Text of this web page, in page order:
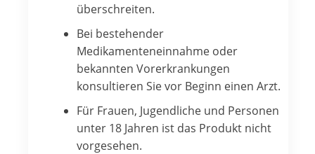
überschreiten.
Bei bestehender
Medikamenteneinnahme oder
bekannten Vorerkrankungen
konsultieren Sie vor Beginn einen Arzt.
Für Frauen, Jugendliche und Personen
unter 18 Jahren ist das Produkt nicht
vorgesehen.